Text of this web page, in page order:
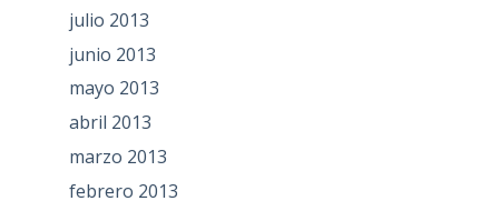
julio 2013
junio 2013
mayo 2013
abril 2013
marzo 2013
febrero 2013